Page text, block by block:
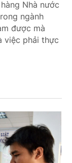
Nhà nước
ngành
được mà
việc phải thực